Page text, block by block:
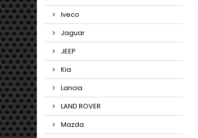
Iveco
Jaguar
JEEP
Kia
Lancia
LAND ROVER
Mazda